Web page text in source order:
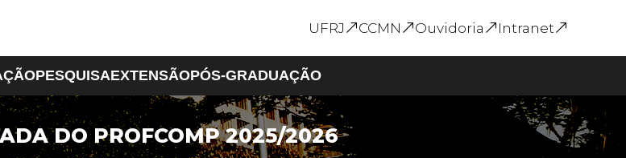
Serviços Ciências Matemáticas
e da Terra
Graduação em Geral
PESQUISAEXTENSÃO
Projetos de Extensão
PÓS-GRADUAÇÃO
PPGI
ProfComp
UFRJ CCMN Ouvidoria Intranet
DO PROFCOMP 2025/2026